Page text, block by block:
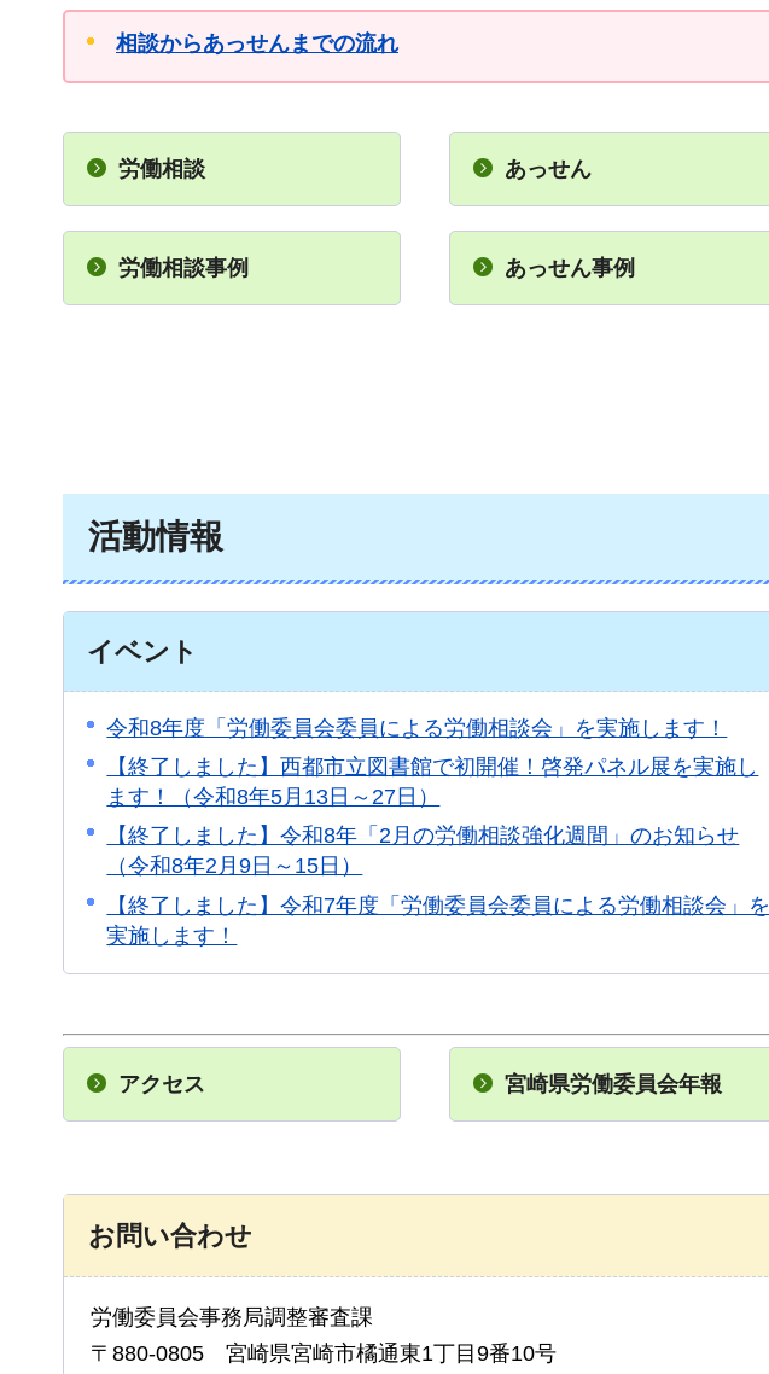
相談からあっせんまでの流れ
労働相談
労働相談事例
あっせん
あっせん事例
活動情報
イベント
令和8年度「労働委員会委員による労働相談会」を実施します！
【終了しました】西都市立図書館で初開催！啓発パネル展を実施し
ます！（令和8年5月13日～27日）
【終了しました】令和8年「2月の労働相談強化週間」のお知らせ
（令和8年2月9日～15日）
【終了しました】令和7年度「労働委員会委員による労働相談会」を
実施します！
アクセス 宮崎県労働委員会年報
お問い合わせ
労働委員会事務局調整審査課
〒880-0805 宮崎県宮崎市橘通東1丁目9番10号